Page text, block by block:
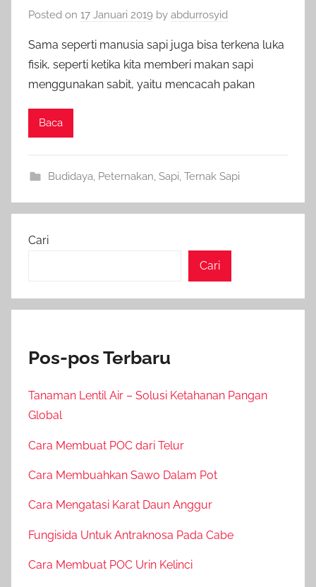
Posted on 17 Januari 2019 by abdurrosyid
Sama seperti manusia sapi juga bisa terkena luka
fisik, seperti ketika kita memberi makan sapi
menggunakan sabit, yaitu mencacah pakan
Baca
Budidaya Peternakan Sapi Ternak Sapi
Cari
Cari
Pos-pos Terbaru
Tanaman Lentil Air – Solusi Ketahanan Pangan
Global
Cara Membuat POC dari Telur
Cara Membuahkan Sawo Dalam Pot
Cara Mengatasi Karat Daun Anggur
Fungisida Untuk Antraknosa Pada Cabe
Cara Membuat POC Urin Kelinci